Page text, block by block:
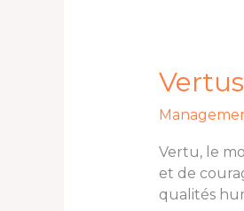
Vertu, le
et de
qualités
k-
Manager